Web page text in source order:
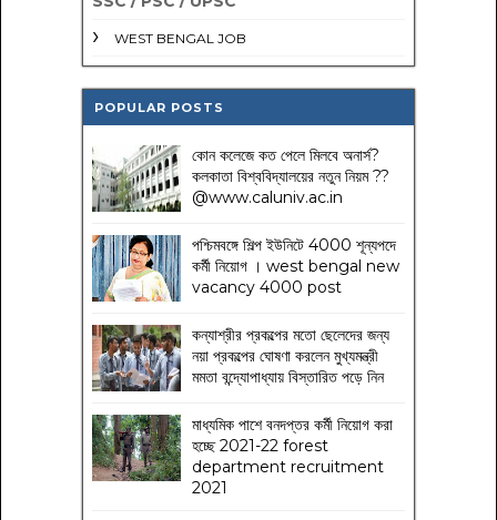
WEST BENGAL JOB
POPULAR POSTS
কোন কলেজে কত পেলে মিলবে অনার্স?
কলকাতা বিশ্ববিদ্যালয়ের নতুন নিয়ম??
@www.caluniv.ac.in
পশ্চিমবঙ্গে শিল্প ইউনিটে 4000 শূন্যপদে
কর্মী নিয়োগ । west bengal new
vacancy 4000 post
কন্যাশ্রীর প্রকল্পের মতো ছেলেদের জন্য
নয়া প্রকল্পের ঘোষণা করলেন মুখ্যমন্ত্রী
মমতা বন্দ্যোপাধ্যায় বিস্তারিত পড়ে নিন
মাধ্যমিক পাশে বনদপ্তর কর্মী নিয়োগ করা
হচ্ছে 2021-22 forest
department recruitment
2021